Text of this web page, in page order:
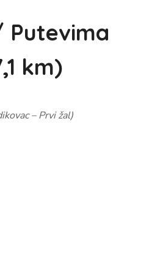
Putevima
km)
– Prvi žal)